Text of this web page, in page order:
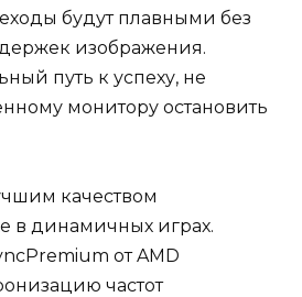
будут плавными без
изображения.
путь к успеху, не
монитору остановить
качеством
в динамичных играх.
от AMD
частот